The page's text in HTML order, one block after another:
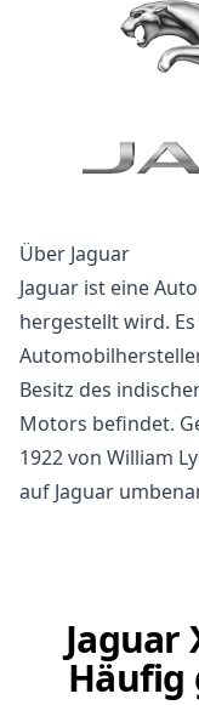
Über Jaguar
Jaguar ist eine
hergestellt wird.
Besitz des
Motors befindet.
1922 von William
auf Jaguar
Jaguar
Häufig